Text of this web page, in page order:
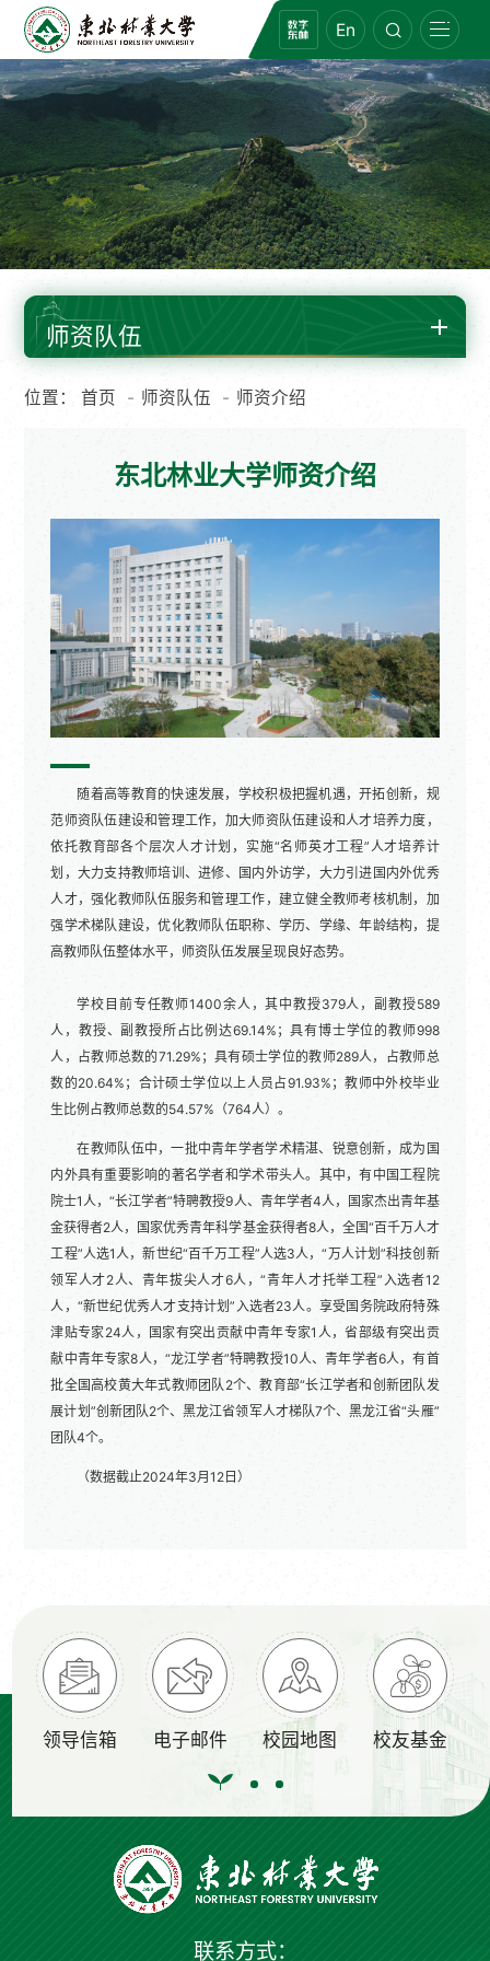
En
师资队伍
位置：首页 师资队伍 师资介绍
东北林业大学师资介绍
随着高等教育的快速发展，学校积极把握机遇，开拓创新，规
范师资队伍建设和管理工作，加大师资队伍建设和人才培养力度，
依托教育部各个层次人才计划，实施“名师英才工程”人才培养计
划，大力支持教师培训、进修、国内外访学，大力引进国内外优秀
人才，强化教师队伍服务和管理工作，建立健全教师考核机制，加
强学术梯队建设，优化教师队伍职称、学历、学缘、年龄结构，提
高教师队伍整体水平，师资队伍发展呈现良好态势。
学校目前专任教师1400余人，其中教授379人，副教授589
人，教授、副教授所占比例达69.14%；具有博士学位的教师998
人，占教师总数的71.29%；具有硕士学位的教师289人，占教师总
数的20.64%；合计硕士学位以上人员占91.93%；教师中外校毕业
生比例占教师总数的54.57%（764人）。
在教师队伍中，一批中青年学者学术精湛、锐意创新，成为国
内外具有重要影响的著名学者和学术带头人。其中，有中国工程院
院士1人，“长江学者”特聘教授9人、青年学者4人，国家杰出青年基
金获得者2人，国家优秀青年科学基金获得者8人，全国“百千万人才
工程”人选1人，新世纪“百千万工程”人选3人，“万人计划”科技创新
领军人才2人、青年拔尖人才6人，“青年人才托举工程”入选者12
人，“新世纪优秀人才支持计划”入选者23人。享受国务院政府特殊
津贴专家24人，国家有突出贡献中青年专家1人，省部级有突出贡
献中青年专家8人，“龙江学者”特聘教授10人、青年学者6人，有首
批全国高校黄大年式教师团队2个、教育部“长江学者和创新团队发
展计划”创新团队2个、黑龙江省领军人才梯队7个、黑龙江省“头雁”
团队4个。
（数据截止2024年3月12日）
领导信箱 电子邮件 校园地图 校友基金
联系方式：